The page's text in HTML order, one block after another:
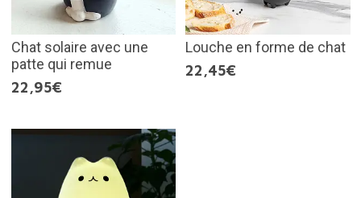
Chat solaire avec une
patte qui remue
22,95€
Louche en forme de chat
22,45€